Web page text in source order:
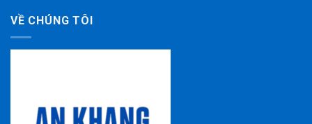
VỀ CHÚNG TÔI